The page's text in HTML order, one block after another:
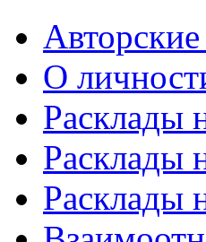
О
Расклады
Расклады
Расклады